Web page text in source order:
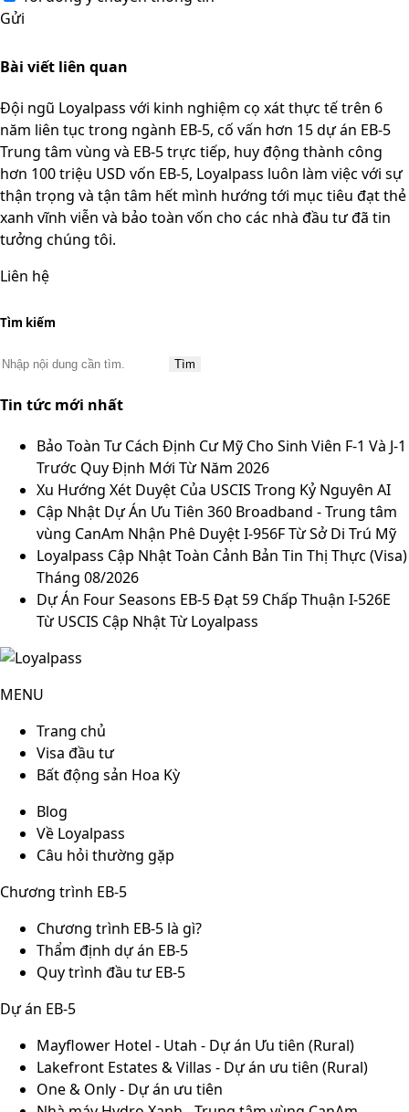
Gửi
Bài viết liên quan
Đội ngũ Loyalpass với kinh nghiệm cọ xát thực tế trên 6
năm liên tục trong ngành EB-5, cố vấn hơn 15 dự án EB-5
Trung tâm vùng và EB-5 trực tiếp, huy động thành công
hơn 100 triệu USD vốn EB-5, Loyalpass luôn làm việc với sự
thận trọng và tận tâm hết mình hướng tới mục tiêu đạt thẻ
xanh vĩnh viễn và bảo toàn vốn cho các nhà đầu tư đã tin
tưởng chúng tôi.
Liên hệ
Tìm kiếm
Tin tức mới nhất
Bảo Toàn Tư Cách Định Cư Mỹ Cho Sinh Viên F-1 Và J-1
Trước Quy Định Mới Từ Năm 2026
Xu Hướng Xét Duyệt Của USCIS Trong Kỷ Nguyên AI
Cập Nhật Dự Án Ưu Tiên 360 Broadband - Trung tâm
vùng CanAm Nhận Phê Duyệt I-956F Từ Sở Di Trú Mỹ
Loyalpass Cập Nhật Toàn Cảnh Bản Tin Thị Thực (Visa)
Tháng 08/2026
Dự Án Four Seasons EB-5 Đạt 59 Chấp Thuận I-526E
Từ USCIS Cập Nhật Từ Loyalpass
MENU
Trang chủ
Visa đầu tư
Bất động sản Hoa Kỳ
Blog
Về Loyalpass
Câu hỏi thường gặp
Chương trình EB-5
Chương trình EB-5 là gì?
Thẩm định dự án EB-5
Quy trình đầu tư EB-5
Dự án EB-5
Mayflower Hotel - Utah - Dự án Ưu tiên (Rural)
Lakefront Estates & Villas - Dự án ưu tiên (Rural)
One & Only - Dự án ưu tiên